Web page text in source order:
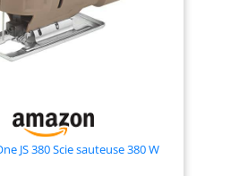
JS 380 Scie sauteuse 380 W